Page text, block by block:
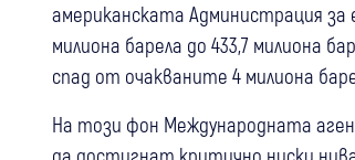
американската Администрация за
милиона барела до 433,7 милиона
спад от очакваните 4 милиона
На този фон Международната